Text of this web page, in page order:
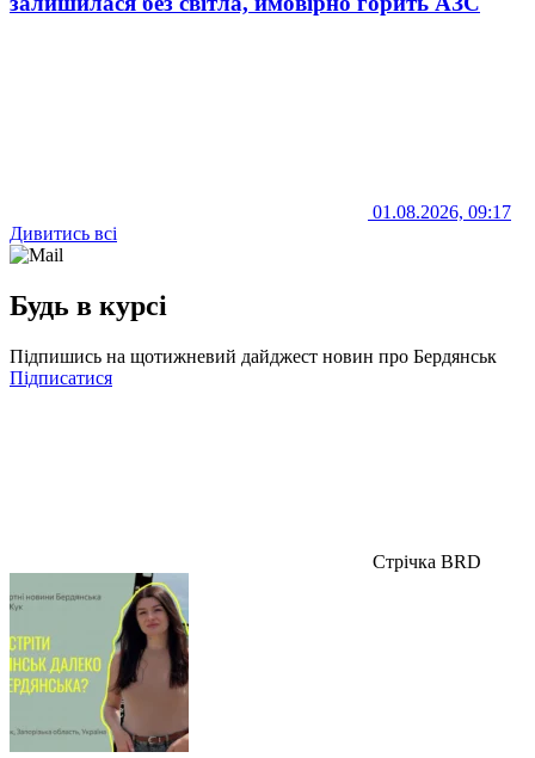
01.08.2026, 09:17
Дивитись всі
Будь в курсі
Підпишись на щотижневий дайджест новин про Бердянськ
Підписатися
Стрічка BRD